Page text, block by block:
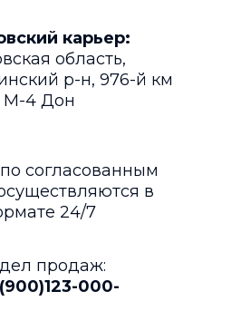
согласованным
в
24/7
карьер:
область,
р-н, 976-й км
М-4 Дон
продаж:
000-